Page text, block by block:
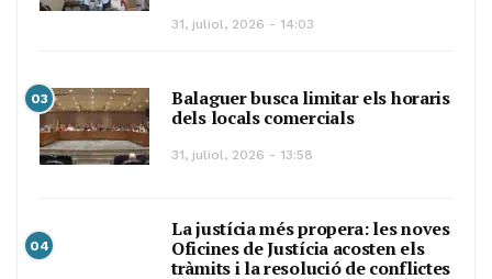
31, juliol, 2026 - 14:03
03
Balaguer busca limitar els horaris
dels locals comercials
31, juliol, 2026 - 13:58
04
La justícia més propera: les noves
Oficines de Justícia acosten els
tràmits i la resolució de conflictes